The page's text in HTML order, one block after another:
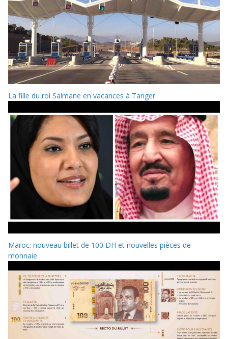
La fille du roi Salmane en vacances à Tanger
Maroc: nouveau billet de 100 DH et nouvelles pièces de
monnaie